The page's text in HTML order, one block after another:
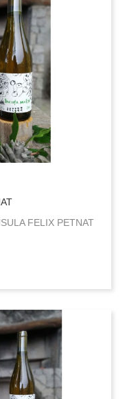
FELIX PETNAT